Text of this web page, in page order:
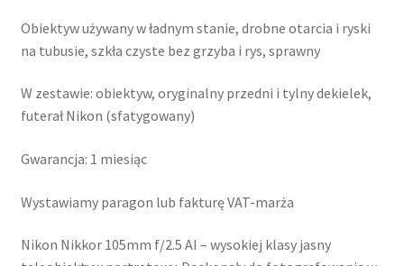
Obiektyw używany w ładnym stanie, drobne otarcia i ryski
na tubusie, szkła czyste bez grzyba i rys, sprawny
W zestawie: obiektyw, oryginalny przedni i tylny dekielek,
futerał Nikon (sfatygowany)
Gwarancja: 1 miesiąc
Wystawiamy paragon lub fakturę VAT-marża
Nikon Nikkor 105mm f/2.5 AI – wysokiej klasy jasny